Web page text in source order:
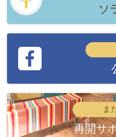
ソ
ま
再開サ